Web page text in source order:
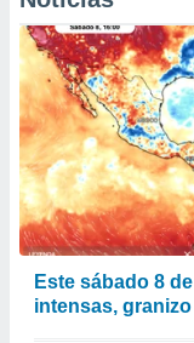
Este sábado 8
intensas,